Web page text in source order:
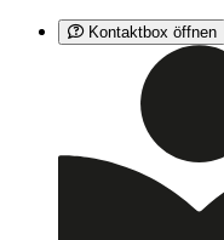
Kontaktbox öffnen